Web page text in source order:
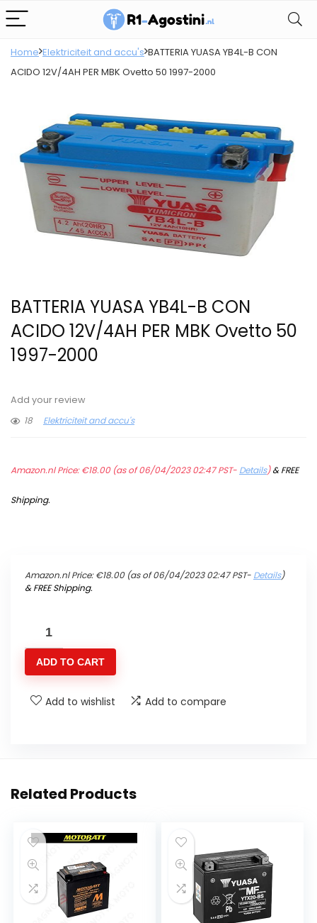
Home Elektriciteit and accu's BATTERIA YUASA YB4L-B CON
ACIDO 12V/4AH PER MBK Ovetto 50 1997-2000
BATTERIA YUASA YB4L-B CON
ACIDO 12V/4AH PER MBK Ovetto 50
1997-2000
Add your review
18
Elektriciteit and accu's
Amazon.nl Price:€18.00(as of 06/04/2023 02:47 PST- Details)&FREE
Shipping.
Amazon.nl Price:€18.00(as of 06/04/2023 02:47 PST- Details)
&FREE Shipping.
BATTERIA
YUASA
YB4L-
CON
Ovetto
1997-
2000
quantity
ADD TO CART
Add to wishlist Add to compare
Related Products